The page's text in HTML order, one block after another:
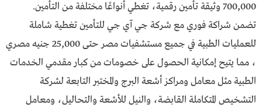
700,000 وثيقة تأمين رقمية، تغطي أنواعًا مختلفة من التأمين.
تضمن شراكة فوري مع شركة جي آي جي للتأمين تغطية شاملة
للعمليات الطبية في جميع مستشفيات مصر حتى 25,000 جنيه مصري
، مما يتيح إمكانية الحصول على خصومات من كبار مقدمي الخدمات
الطبية مثل معامل ومراكز أشعة البرج والمختبر التابعة لشركة
التشخيص المتكاملة القابضة، والنيل للأشعة والتحاليل، ومعامل